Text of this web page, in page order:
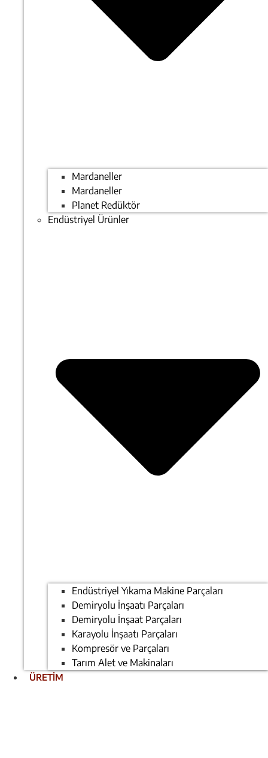
Mardaneller
Mardaneller
Planet Redüktör
Endüstriyel Ürünler
Endüstriyel Yıkama Makine Parçaları
Demiryolu İnşaatı Parçaları
Demiryolu İnşaat Parçaları
Karayolu İnşaatı Parçaları
Kompresör ve Parçaları
Tarım Alet ve Makinaları
ÜRETİM